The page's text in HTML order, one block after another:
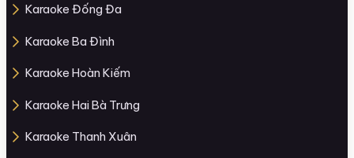
Karaoke Đống Đa
Karaoke Ba Đình
Karaoke Hoàn Kiếm
Karaoke Hai Bà Trưng
Karaoke Thanh Xuân